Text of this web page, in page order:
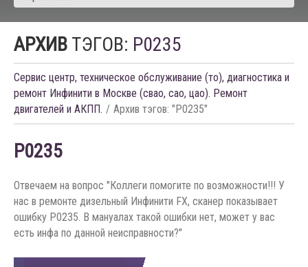
АРХИВ ТЭГОВ: P0235
Сервис центр, техническое обслуживание (то), диагностика и
ремонт Инфинити в Москве (свао, сао, цао). Ремонт
двигателей и АКПП.
Архив тэгов: "P0235"
P0235
Отвечаем на вопрос "Коллеги помогите по возможности!!! У
нас в ремонте дизельный Инфинити FX, сканер показывает
ошибку P0235. В мануалах такой ошибки нет, может у вас
есть инфа по данной неисправности?"